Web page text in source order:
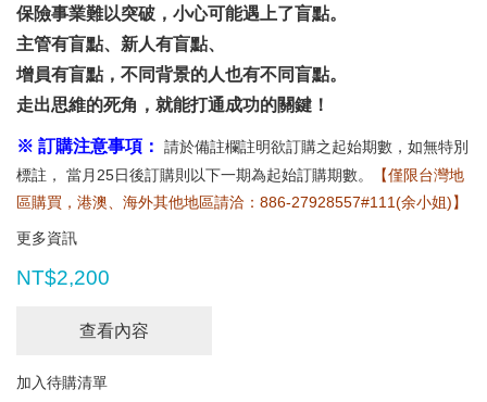
保險事業難以突破，小心可能遇上了盲點。
主管有盲點、新人有盲點、
增員有盲點，不同背景的人也有不同盲點。
走出思維的死角，就能打通成功的關鍵！
※ 訂購注意事項：
請於備註欄註明欲訂購之起始期數，如無特別
標註， 當月25日後訂購則以下一期為起始訂購期數。
【僅限台灣地
區購買，港澳、海外其他地區請洽：886-27928557#111(余小姐)】
更多資訊
NT$2,200
查看內容
加入待購清單